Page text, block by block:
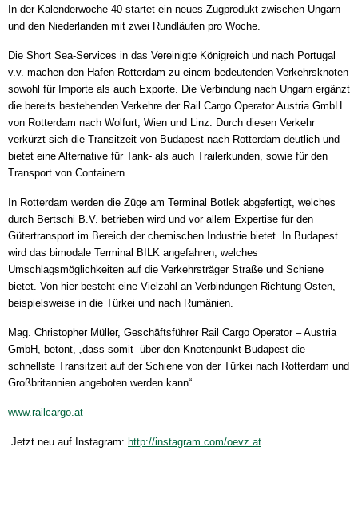
In der Kalenderwoche 40 startet ein neues Zugprodukt zwischen Ungarn
und den Niederlanden mit zwei Rundläufen pro Woche.
Die Short Sea-Services in das Vereinigte Königreich und nach Portugal
v.v. machen den Hafen Rotterdam zu einem bedeutenden Verkehrsknoten
sowohl für Importe als auch Exporte. Die Verbindung nach Ungarn ergänzt
die bereits bestehenden Verkehre der Rail Cargo Operator Austria GmbH
von Rotterdam nach Wolfurt, Wien und Linz. Durch diesen Verkehr
verkürzt sich die Transitzeit von Budapest nach Rotterdam deutlich und
bietet eine Alternative für Tank- als auch Trailerkunden, sowie für den
Transport von Containern.
In Rotterdam werden die Züge am Terminal Botlek abgefertigt, welches
durch Bertschi B.V. betrieben wird und vor allem Expertise für den
Gütertransport im Bereich der chemischen Industrie bietet. In Budapest
wird das bimodale Terminal BILK angefahren, welches
Umschlagsmöglichkeiten auf die Verkehrsträger Straße und Schiene
bietet. Von hier besteht eine Vielzahl an Verbindungen Richtung Osten,
beispielsweise in die Türkei und nach Rumänien.
Mag. Christopher Müller, Geschäftsführer Rail Cargo Operator – Austria
GmbH, betont, „dass somit über den Knotenpunkt Budapest die
schnellste Transitzeit auf der Schiene von der Türkei nach Rotterdam und
Großbritannien angeboten werden kann“.
www.railcargo.at
Jetzt neu auf Instagram: http://instagram.com/oevz.at